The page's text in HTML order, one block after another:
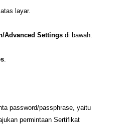
layar.
Advanced Settings di bawah.
.
password/passphrase, yaitu
permintaan Sertifikat